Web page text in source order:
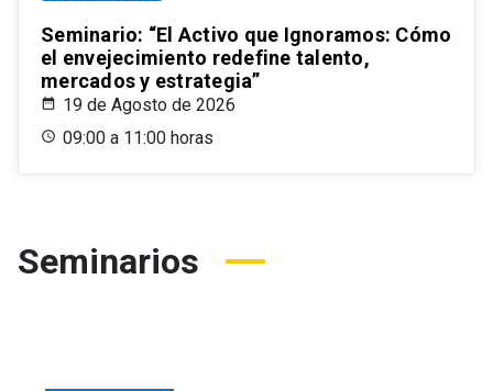
Seminario: “El Activo que Ignoramos: Cómo
el envejecimiento redefine talento,
mercados y estrategia”
19 de Agosto de 2026
09:00 a 11:00 horas
Seminarios